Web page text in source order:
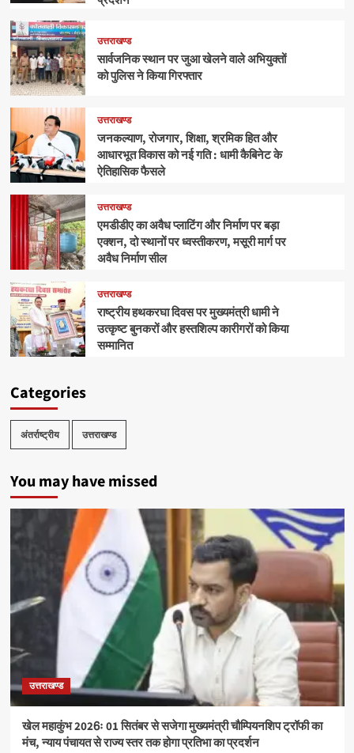
उत्तराखण्ड
सार्वजनिक स्थान पर जुआ खेलने वाले अभियुक्तों
को पुलिस ने किया गिरफ्तार
उत्तराखण्ड
जनकल्याण, रोजगार, शिक्षा, श्रमिक हित और
आधारभूत विकास को नई गति : धामी कैबिनेट के
ऐतिहासिक फैसले
उत्तराखण्ड
एमडीडीए का अवैध प्लाटिंग और निर्माण पर बड़ा
एक्शन, दो स्थानों पर ध्वस्तीकरण, मसूरी मार्ग पर
अवैध निर्माण सील
उत्तराखण्ड
राष्ट्रीय हथकरघा दिवस पर मुख्यमंत्री धामी ने
उत्कृष्ट बुनकरों और हस्तशिल्प कारीगरों को किया
सम्मानित
Categories
अंतर्राष्ट्रीय उत्तराखण्ड
You may have missed
उत्तराखण्ड
खेल महाकुंभ 2026ः 01 सितंबर से सजेगा मुख्यमंत्री चौम्पियनशिप ट्रॉफी का
मंच, न्याय पंचायत से राज्य स्तर तक होगा प्रतिभा का प्रदर्शन